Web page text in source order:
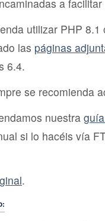
a
utilizar PHP
las páginas
6.4.
se recomienda
nuestra
si lo hacéis vía
.